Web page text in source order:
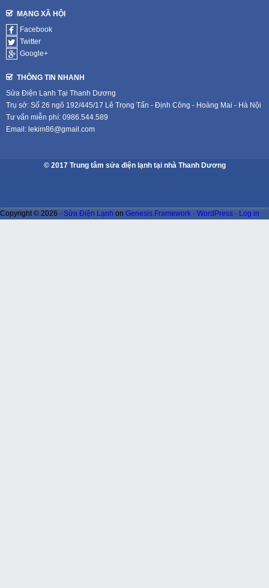
MẠNG XÃ HỘI
Facebook
Twitter
Google+
THÔNG TIN NHANH
Sửa Điện Lạnh Tại Thanh Dương
Trụ sở: Số 26 ngõ 192/445/17 Lê Trọng Tấn - Định Công - Hoàng Mai - Hà Nội
Tư vấn miễn phí: 0986.544.589
Email: lekim86@gmail.com
© 2017 Trung tâm sửa điện lạnh tại nhà Thanh Dương
Copyright © 2026 · Sửa Điện Lạnh on Genesis Framework · WordPress · Log in